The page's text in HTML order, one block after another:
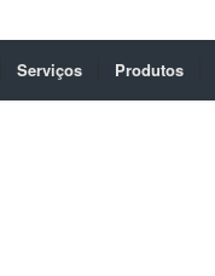
Serviços Produtos